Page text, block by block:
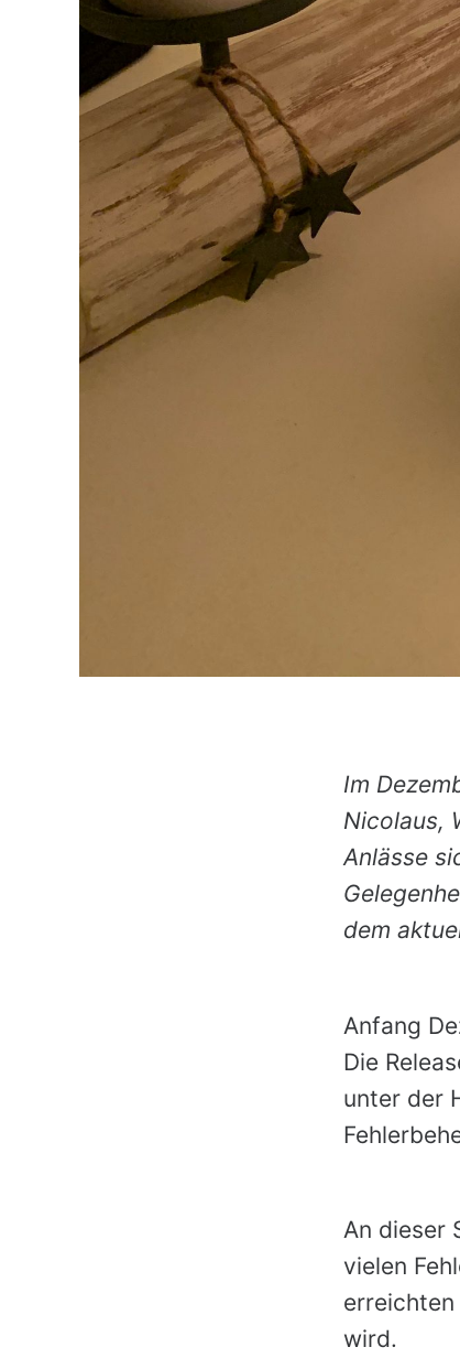
Im
Nicolaus,
Anlässe
dem
Anfang
Die
unter der
An dieser
vielen
wird.